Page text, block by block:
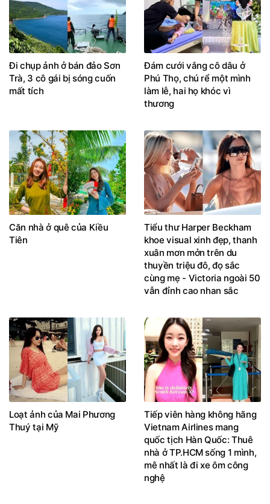
Đi chụp ảnh ở bán đảo Sơn
Trà, 3 cô gái bị sóng cuốn
mất tích
Đám cưới vắng cô dâu ở
Phú Thọ, chú rể một mình
làm lễ, hai họ khóc vì
thương
Căn nhà ở quê của Kiều
Tiên
Tiểu thư Harper Beckham
khoe visual xinh đẹp, thanh
xuân mơn mởn trên du
thuyền triệu đô, đọ sắc
cùng mẹ - Victoria ngoài 50
vẫn đỉnh cao nhan sắc
Loạt ảnh của Mai Phương
Thuý tại Mỹ
Tiếp viên hàng không hãng
Vietnam Airlines mang
quốc tịch Hàn Quốc: Thuê
nhà ở TP.HCM sống 1 mình,
mê nhất là đi xe ôm công
nghệ